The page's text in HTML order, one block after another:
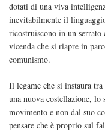
dotati di una viva
inevitabilmente il
ricostruiscono in un
vicenda che si riapre in
comunismo.
Il legame che si instaura
una nuova costellazione, lo
movimento e non dal suo
pensare che è proprio sul